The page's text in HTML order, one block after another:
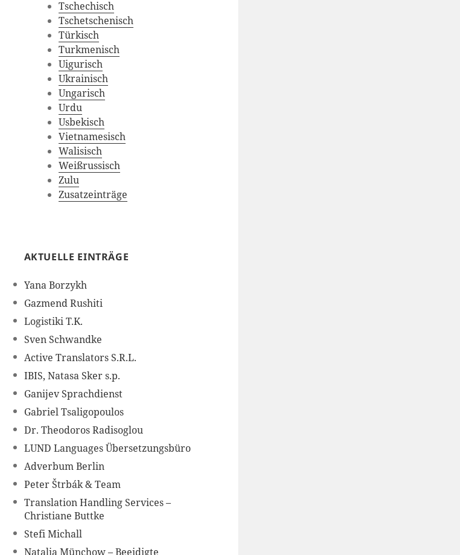
Tschechisch
Tschetschenisch
Türkisch
Turkmenisch
Uigurisch
Ukrainisch
Ungarisch
Urdu
Usbekisch
Vietnamesisch
Walisisch
Weißrussisch
Zulu
Zusatzeinträge
AKTUELLE EINTRÄGE
Yana Borzykh
Gazmend Rushiti
Logistiki T.K.
Sven Schwandke
Active Translators S.R.L.
IBIS, Natasa Sker s.p.
Ganijev Sprachdienst
Gabriel Tsaligopoulos
Dr. Theodoros Radisoglou
LUND Languages Übersetzungsbüro
Adverbum Berlin
Peter Štrbák & Team
Translation Handling Services –
Christiane Buttke
Stefi Michall
Natalia Münchow – Beeidigte